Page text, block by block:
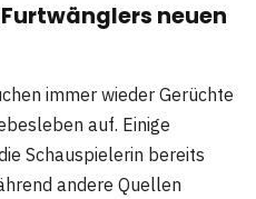
neuen
immer wieder Gerüchte
auf. Einige
Schauspielerin bereits
andere Quellen